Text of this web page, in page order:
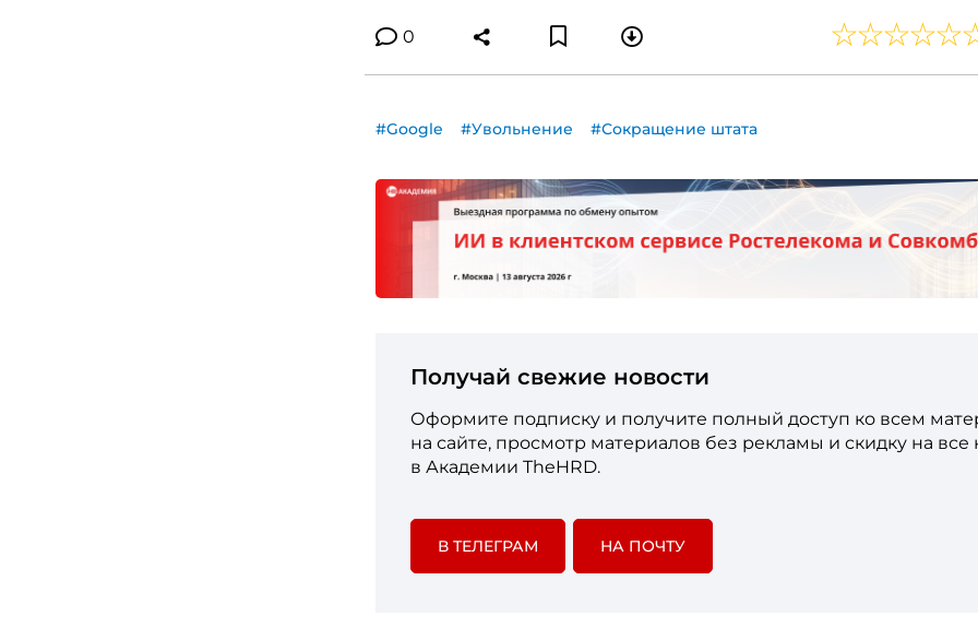
0
#Google #Увольнение #Сокращение штата
Получай свежие новости
Оформите подписку и получите полный доступ ко всем
на сайте, просмотр материалов без рекламы и скидку на все
в Академии TheHRD.
В ТЕЛЕГРАМ НА ПОЧТУ